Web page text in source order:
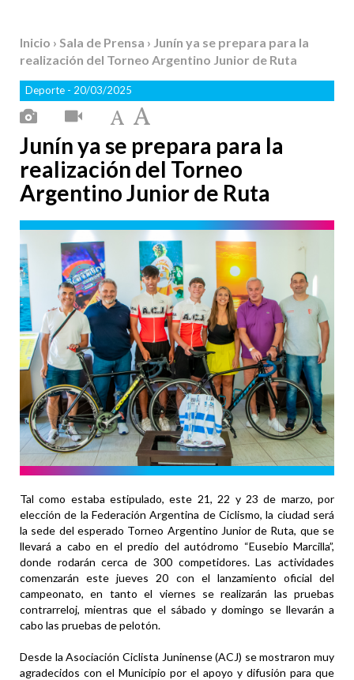
Inicio › Sala de Prensa › Junín ya se prepara para la
realización del Torneo Argentino Junior de Ruta
Deporte - 20/03/2025
Junín ya se prepara para la
realización del Torneo
Argentino Junior de Ruta
Tal como estaba estipulado, este 21, 22 y 23 de marzo, por
elección de la Federación Argentina de Ciclismo, la ciudad será
la sede del esperado Torneo Argentino Junior de Ruta, que se
llevará a cabo en el predio del autódromo “Eusebio Marcilla”,
donde rodarán cerca de 300 competidores. Las actividades
comenzarán este jueves 20 con el lanzamiento oficial del
campeonato, en tanto el viernes se realizarán las pruebas
contrarreloj, mientras que el sábado y domingo se llevarán a
cabo las pruebas de pelotón.
Desde la Asociación Ciclista Juninense (ACJ) se mostraron muy
agradecidos con el Municipio por el apoyo y difusión para que